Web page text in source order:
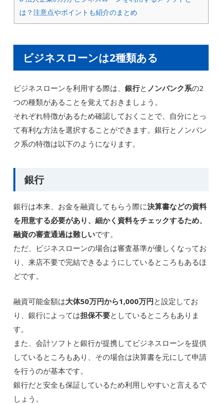
は？注意点やポイントも紹介のまとめ
ビジネスローンは2種類ある
ビジネスローンを利用する際は、銀行と ノンバンク系の2
つの種類があることを覚えておきましょう。
それぞれ特徴があるため確認しておくことで、自分にとっ
て有利な方法を選択することができます。銀行とノンバン
ク系の特徴は以下のようになります。
銀行
銀行は本来、お金を融資してもらう際に決算書などの資料
を用意する必要があり、細かく資料をチェックするため、
融資の審査通過は難しいです。
ただ、ビジネスローンの場合は審査基準が優しくなってお
り、来店不要で完結できるようにしているところもあるほ
どです。
融資可能金額は大体50万円から1,000万円と設定してお
り、銀行によっては担保不要としているところもありま
す。
また、会計ソフトと銀行が提携してビジネスローンを提供
しているところもあり、その場合は決算書を元にして申請
を行うのが基本です。
銀行だと安全も保証しているため利用しやすいと言えるで
しょう。